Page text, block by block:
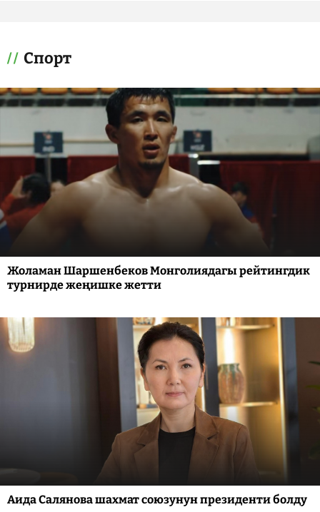
Спорт
Жоламан Шаршенбеков Монголиядагы рейтингдик
турнирде жеңишке жетти
Аида Салянова шахмат союзунун президенти болду